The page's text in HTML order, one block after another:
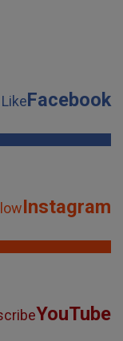
LikeFacebook
Instagram
YouTube